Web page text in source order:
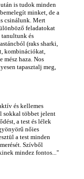
is tudok minden
minket, de a
csinálunk. Mert
feladatokat
és
(raks sharki,
kombinációkat,
haza. Nos
tapasztalj meg,
és kellemes
sokkal többet jelent
a test és lélek
nőies
a test minden
Szívből
mindez fontos..."